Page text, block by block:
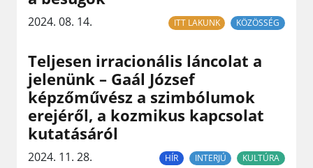
2024. 08. 14. ITT LAKUNK KÖZÖSSÉG
Teljesen irracionális láncolat a
jelenünk – Gaál József
képzőművész a szimbólumok
erejéről, a kozmikus kapcsolat
kutatásáról
2024. 11. 28. HÍR INTERJÚ KULTÚRA